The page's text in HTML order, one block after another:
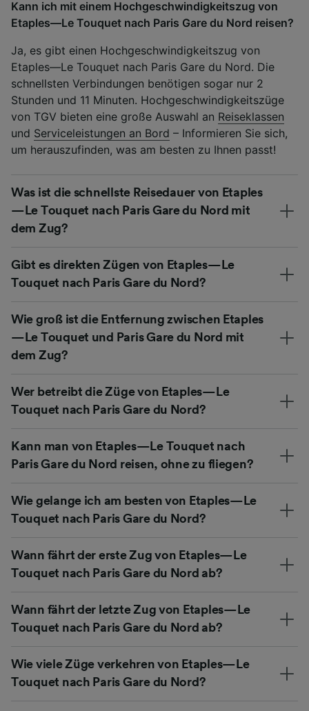
Kann ich mit einem Hochgeschwindigkeitszug von
Etaples—Le Touquet nach Paris Gare du Nord reisen?
Ja, es gibt einen Hochgeschwindigkeitszug von
Etaples—Le Touquet nach Paris Gare du Nord. Die
schnellsten Verbindungen benötigen sogar nur 2
Stunden und 11 Minuten. Hochgeschwindigkeitszüge
von TGV bieten eine große Auswahl an Reiseklassen
und Serviceleistungen an Bord – Informieren Sie sich,
um herauszufinden, was am besten zu Ihnen passt!
Was ist die schnellste Reisedauer von Etaples
—Le Touquet nach Paris Gare du Nord mit
dem Zug?
Gibt es direkten Zügen von Etaples—Le
Touquet nach Paris Gare du Nord?
Wie groß ist die Entfernung zwischen Etaples
—Le Touquet und Paris Gare du Nord mit
dem Zug?
Wer betreibt die Züge von Etaples—Le
Touquet nach Paris Gare du Nord?
Kann man von Etaples—Le Touquet nach
Paris Gare du Nord reisen, ohne zu fliegen?
Wie gelange ich am besten von Etaples—Le
Touquet nach Paris Gare du Nord?
Wann fährt der erste Zug von Etaples—Le
Touquet nach Paris Gare du Nord ab?
Wann fährt der letzte Zug von Etaples—Le
Touquet nach Paris Gare du Nord ab?
Wie viele Züge verkehren von Etaples—Le
Touquet nach Paris Gare du Nord?